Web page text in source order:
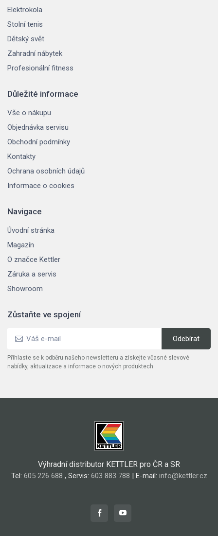
Elektrokola
Stolní tenis
Dětský svět
Zahradní nábytek
Profesionální fitness
Důležité informace
Vše o nákupu
Objednávka servisu
Obchodní podmínky
Kontakty
Ochrana osobních údajů
Informace o cookies
Navigace
Úvodní stránka
Magazín
O značce Kettler
Záruka a servis
Showroom
Zůstaňte ve spojení
Přihlaste se k odběru našeho newsletteru a získejte včasné slevové
nabídky, aktualizace a informace o nových produktech.
Výhradní distributor KETTLER pro ČR a SR
Tel: 605 226 688 , Servis: 603 883 788 | E-mail: info@kettler.cz